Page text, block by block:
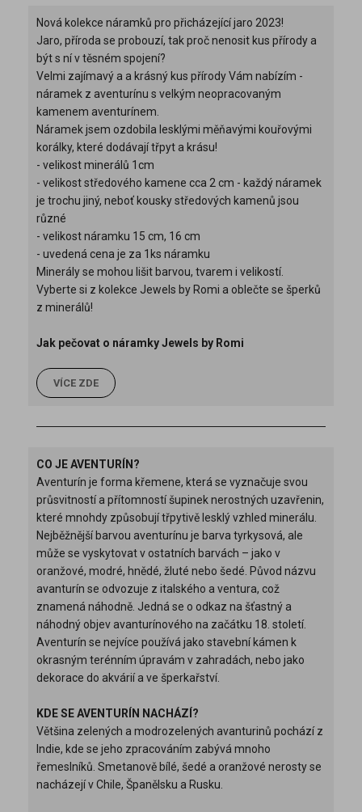
Nová kolekce náramků pro přicházející jaro 2023!
Jaro, příroda se probouzí, tak proč nenosit kus přírody a
být s ní v těsném spojení?
Velmi zajímavý a a krásný kus přírody Vám nabízím -
náramek z aventurínu s velkým neopracovaným
kamenem aventurínem.
Náramek jsem ozdobila lesklými měňavými kouřovými
korálky, které dodávají třpyt a krásu!
- velikost minerálů 1cm
- velikost středového kamene cca 2 cm - každý náramek
je trochu jiný, neboť kousky středových kamenů jsou
různé
- velikost náramku 15 cm, 16 cm
- uvedená cena je za 1ks náramku
Minerály se mohou lišit barvou, tvarem i velikostí.
Vyberte si z kolekce Jewels by Romi a oblečte se šperků
z minerálů!
Jak pečovat o náramky Jewels by Romi
VÍCE ZDE
CO JE AVENTURÍN?
Aventurín je forma křemene, která se vyznačuje svou
průsvitností a přítomností šupinek nerostných uzavřenin,
které mnohdy způsobují třpytivě lesklý vzhled minerálu.
Nejběžnější barvou aventurínu je barva tyrkysová, ale
může se vyskytovat v ostatních barvách – jako v
oranžové, modré, hnědé, žluté nebo šedé. Původ názvu
avanturín se odvozuje z italského a ventura, což
znamená náhodně. Jedná se o odkaz na šťastný a
náhodný objev avanturínového na začátku 18. století.
Aventurín se nejvíce používá jako stavební kámen k
okrasným terénním úpravám v zahradách, nebo jako
dekorace do akvárií a ve šperkařství.
KDE SE AVENTURÍN NACHÁZÍ?
Většina zelených a modrozelených avanturinů pochází z
Indie, kde se jeho zpracováním zabývá mnoho
řemeslníků. Smetanově bílé, šedé a oranžové nerosty se
nacházejí v Chile, Španělsku a Rusku.